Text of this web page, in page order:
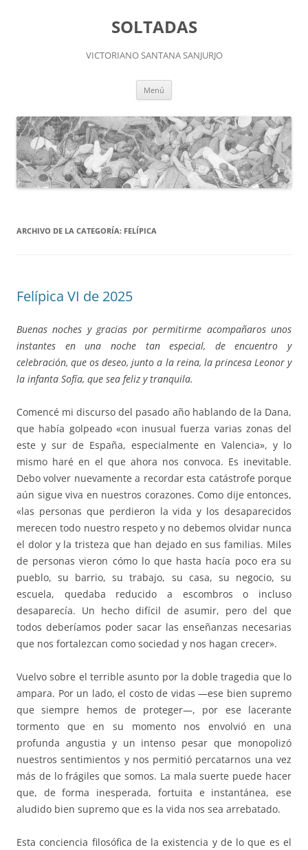
SOLTADAS
VICTORIANO SANTANA SANJURJO
Menú
ARCHIVO DE LA CATEGORÍA: FELÍPICA
Felípica VI de 2025
Buenas noches y gracias por permitirme acompañaros unos
instantes en una noche tan especial, de encuentro y
celebración, que os deseo, junto a la reina, la princesa Leonor y
la infanta Sofía, que sea feliz y tranquila.
Comencé mi discurso del pasado año hablando de la Dana,
que había golpeado «con inusual fuerza varias zonas del
este y sur de España, especialmente en Valencia», y lo
mismo haré en el que ahora nos convoca. Es inevitable.
Debo volver nuevamente a recordar esta catástrofe porque
aún sigue viva en nuestros corazones. Como dije entonces,
«las personas que perdieron la vida y los desaparecidos
merecen todo nuestro respeto y no debemos olvidar nunca
el dolor y la tristeza que han dejado en sus familias. Miles
de personas vieron cómo lo que hasta hacía poco era su
pueblo, su barrio, su trabajo, su casa, su negocio, su
escuela, quedaba reducido a escombros o incluso
desaparecía. Un hecho difícil de asumir, pero del que
todos deberíamos poder sacar las enseñanzas necesarias
que nos fortalezcan como sociedad y nos hagan crecer».
Vuelvo sobre el terrible asunto por la doble tragedia que lo
ampara. Por un lado, el costo de vidas —ese bien supremo
que siempre hemos de proteger—, por ese lacerante
tormento que en su momento nos envolvió en una
profunda angustia y un intenso pesar que monopolizó
nuestros sentimientos y nos permitió percatarnos una vez
más de lo frágiles que somos. La mala suerte puede hacer
que, de forma inesperada, fortuita e instantánea, ese
aludido bien supremo que es la vida nos sea arrebatado.
Esta conciencia filosófica de la existencia y de lo que es el